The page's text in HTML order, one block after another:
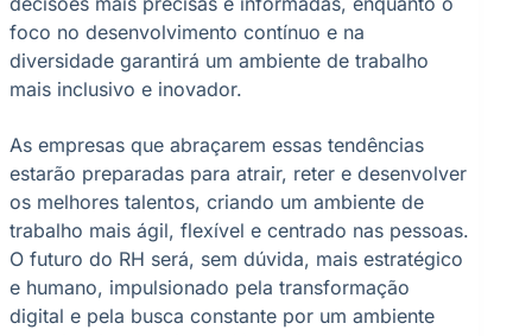
foco no desenvolvimento contínuo e na
diversidade garantirá um ambiente de trabalho
mais inclusivo e inovador.
As empresas que abraçarem essas tendências
estarão preparadas para atrair, reter e desenvolver
os melhores talentos, criando um ambiente de
trabalho mais ágil, flexível e centrado nas pessoas.
O futuro do RH será, sem dúvida, mais estratégico
e humano, impulsionado pela transformação
digital e pela busca constante por um ambiente